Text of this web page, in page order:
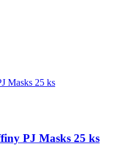
PJ Masks 25 ks